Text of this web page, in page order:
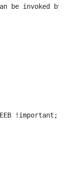
be invoked
!important;